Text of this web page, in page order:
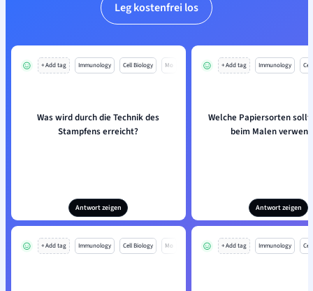
Leg kostenfrei los
+ Add tag Immunology Cell Biology Mo
Was wird durch die Technik des
Stampfens erreicht?
Antwort zeigen
+ Add tag Immunology
Welche Papiersorten
beim Malen
Antwort zeigen
+ Add tag Immunology Cell Biology Mo + Add tag Immunology